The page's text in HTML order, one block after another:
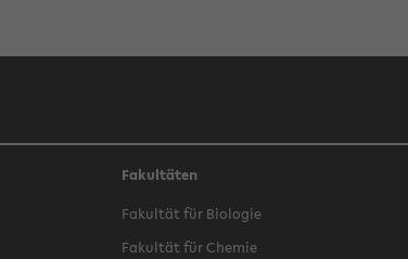
Fakultäten
Fakultät für Biologie
Fakultät für Chemie